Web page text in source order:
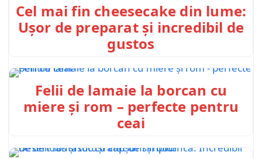
Cel mai fin cheesecake din lume:
Ușor de preparat și incredibil de
gustos
Felii de lamaie la borcan cu
miere și rom – perfecte pentru
ceai